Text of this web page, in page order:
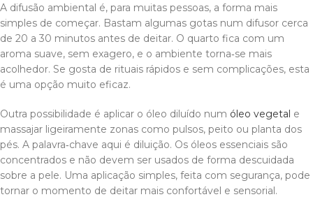
A difusão ambiental é, para muitas pessoas, a forma mais
simples de começar. Bastam algumas gotas num difusor cerca
de 20 a 30 minutos antes de deitar. O quarto fica com um
aroma suave, sem exagero, e o ambiente torna‑se mais
acolhedor. Se gosta de rituais rápidos e sem complicações, esta
é uma opção muito eficaz.
Outra possibilidade é aplicar o óleo diluído num óleo vegetal e
massajar ligeiramente zonas como pulsos, peito ou planta dos
pés. A palavra‑chave aqui é diluição. Os óleos essenciais são
concentrados e não devem ser usados de forma descuidada
sobre a pele. Uma aplicação simples, feita com segurança, pode
tornar o momento de deitar mais confortável e sensorial.